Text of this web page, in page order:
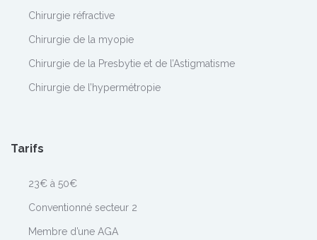
Chirurgie réfractive
Chirurgie de la myopie
Chirurgie de la Presbytie et de l’Astigmatisme
Chirurgie de l’hypermétropie
Tarifs
23€ à 50€
Conventionné secteur 2
Membre d’une AGA